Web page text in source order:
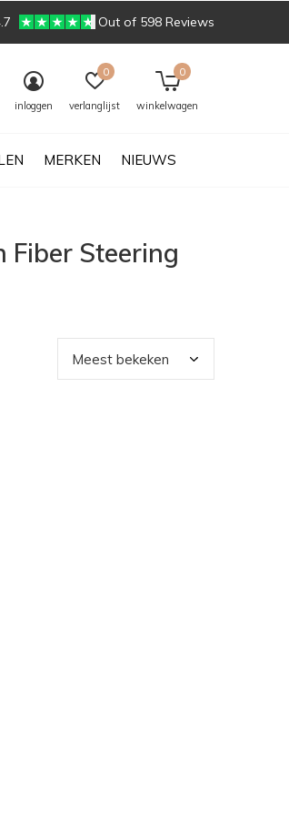
MERKEN NIEUWS
inloggen verlanglijst
0
winkelwagen
0
Out of 598 Reviews
Fiber Steering